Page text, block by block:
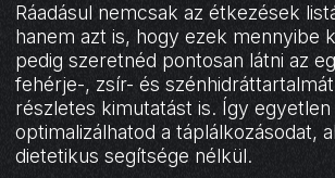
Ráadásul nemcsak az étkezések
hanem azt is, hogy ezek mennyibe
pedig szeretnéd pontosan látni az
fehérje-, zsír- és
részletes kimutatást is. Így egyetlen
optimalizálhatod a táplálkozásodat,
dietetikus segítsége nélkül.